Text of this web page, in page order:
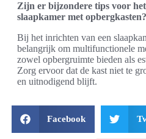
Zijn er bijzondere tips voor
slaapkamer met opbergkasten?
Bij het inrichten van een
belangrijk om multifunctionele
zowel opbergruimte bieden als
Zorg ervoor dat de kast niet te
en uitnodigend blijft.
Facebook